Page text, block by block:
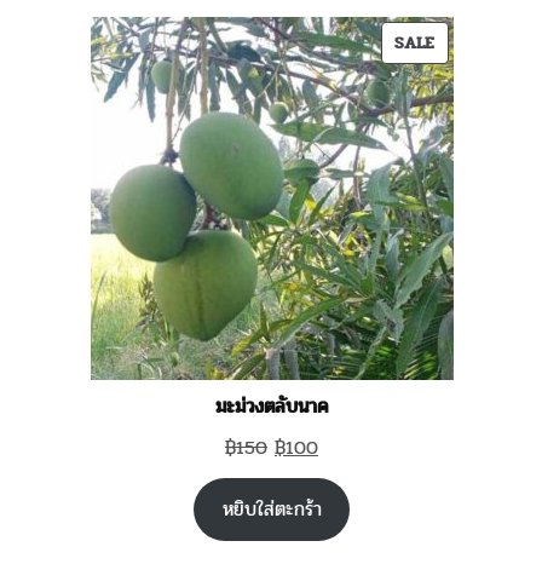
SALEPRODUCT
ON
SALE
มะม่วงตลับนาค
฿150 Original
price
was:
฿150.
฿100Current
price
is:
฿100.
หยิบใส่ตะกร้า